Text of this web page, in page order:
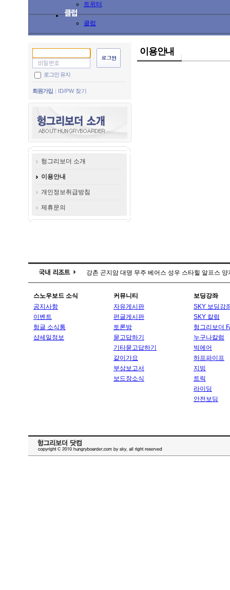
트위터
클럽
로그인 유지
회원가입 ID/PW 찾기
헝그리보더 소개
이용안내
개인정보취급방침
제휴문의
이용안내
강촌 곤지암 대명 무주 베어스 성우 스타힐 알프스 양
스노우보드 소식 커뮤니티
보딩강좌
공지사항
자유게시판
SKY 보딩강
이벤트
펀글게시판
SKY 칼럼
헝글 소식통
토론방
헝그리보더
샵세일정보
묻고답하기
누구나칼럼
기타묻고답하기
빅에어
같이가요
하프파이프
부상보고서
지빙
보드장소식
트릭
라이딩
안전보딩